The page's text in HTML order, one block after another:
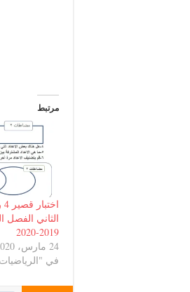
مرتبط
الثاني الفصل
2019-2020
24 مارس، 2020
في